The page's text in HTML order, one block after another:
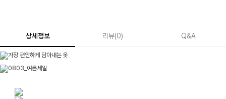
상세정보 리뷰(0) Q&A